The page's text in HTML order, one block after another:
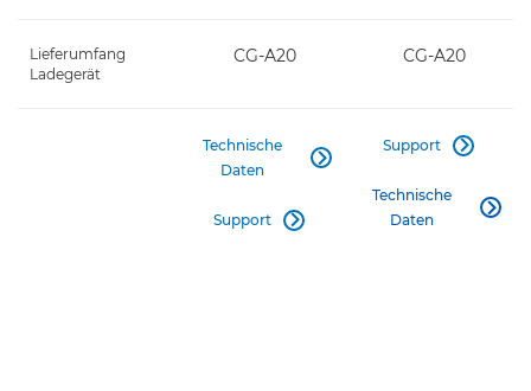
Lieferumfang
Ladegerät
CG-A20 CG-A20
Technische
Daten

Support 
Support 
Technische
Daten
